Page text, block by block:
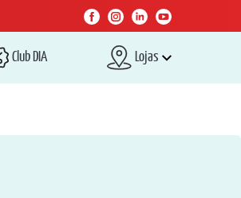
Club DIA Lojas